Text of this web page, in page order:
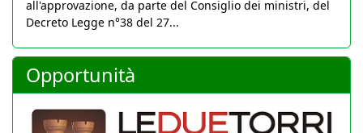
all'approvazione, da parte del Consiglio dei ministri, del
Decreto Legge n°38 del 27...
Opportunità